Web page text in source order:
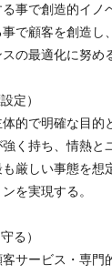
事で創造的イノ
で顧客を創造し
の最適化に努め
定）
的で明確な目的
く持ち、情熱と
厳しい事態を想
を実現する。
る）
サービス・専門